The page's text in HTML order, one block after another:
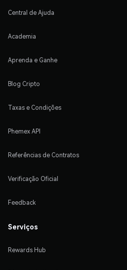
Central de Ajuda
Academia
Aprenda e Ganhe
Blog Cripto
Taxas e Condições
Phemex API
Referências de Contratos
Verificação Oficial
Feedback
Serviços
Rewards Hub